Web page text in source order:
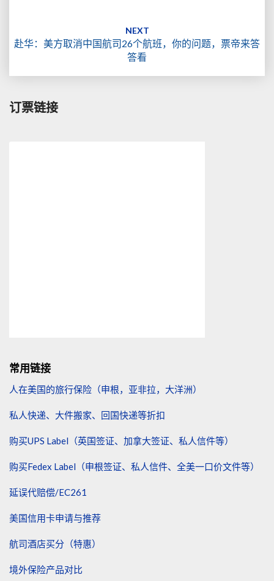
NEXT
赴华：美方取消中国航司26个航班，你的问题，票帝来答
答看
订票链接
常用链接
人在美国的旅行保险（申根，亚非拉，大洋洲）
私人快递、大件搬家、回国快递等折扣
购买UPS Label（英国签证、加拿大签证、私人信件等）
购买Fedex Label（申根签证、私人信件、全美一口价文件等）
延误代赔偿/EC261
美国信用卡申请与推荐
航司酒店买分（特惠）
境外保险产品对比